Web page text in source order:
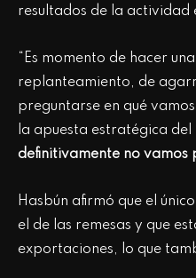
resultados de la actividad
“Es momento de hacer
replanteamiento, de
preguntarse en qué
la apuesta estratégica
definitivamente no vamos
Hasbún afirmó que el
el de las remesas y que
exportaciones, lo que